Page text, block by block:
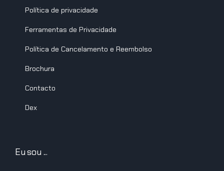
Política de privacidade
Ferramentas de Privacidade
Política de Cancelamento e Reembolso
Brochura
Contacto
Dex
Eu sou ...